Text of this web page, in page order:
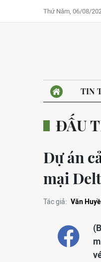
Thứ Năm, 06/08/
TIN
ĐẤU
Dự án
mại
Tác giả: Văn